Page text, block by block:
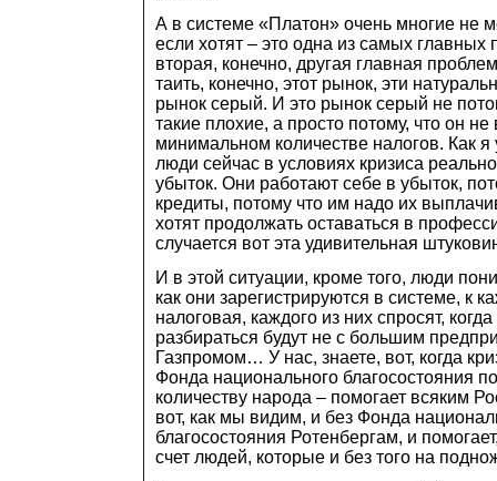
А в системе «Платон» очень многие не
если хотят – это одна из самых
вторая, конечно, другая главная
таить, конечно, этот рынок, эти
рынок серый. И это рынок серый не
такие плохие, а просто потому, что он
минимальном количестве налогов. Как я
люди сейчас в условиях кризиса
убыток. Они работают себе в убыток,
кредиты, потому что им надо их
хотят продолжать оставаться в
случается вот эта удивительная
И в этой ситуации, кроме того, люди
как они зарегистрируются в системе, к
налоговая, каждого из них спросят,
разбираться будут не с большим
Газпромом… У нас, знаете, вот, когда
Фонда национального благосостояния
количеству народа – помогает всяким
вот, как мы видим, и без Фонда
благосостояния Ротенбергам, и
счет людей, которые и без того на